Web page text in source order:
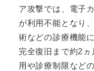
ア攻撃では、電子
が利用不能となり
術などの診療機能
完全復旧まで約2
用や診療制限など